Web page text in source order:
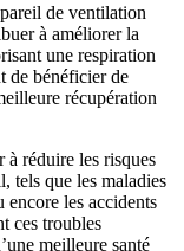
de ventilation
à améliorer la
une respiration
de bénéficier de
récupération
à réduire les risques
tels que les maladies
encore les accidents
ces troubles
meilleure santé